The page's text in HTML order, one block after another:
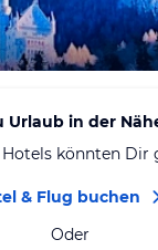
Urlaub in der
könnten Dir
& Flug buchen
Oder